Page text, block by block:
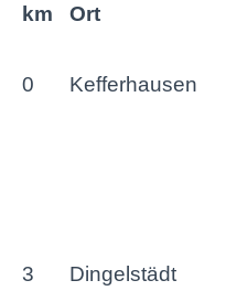
km Ort
0
Kefferhausen
3
Dingelstädt